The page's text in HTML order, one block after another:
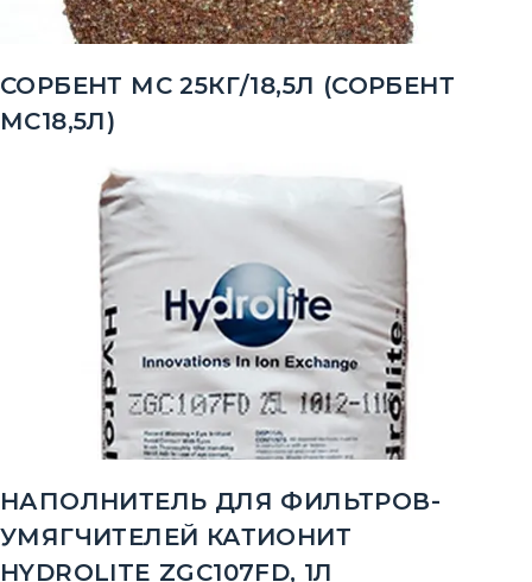
СОРБЕНТ МС 25КГ/18,5Л (СОРБЕНТ
МС18,5Л)
НАПОЛНИТЕЛЬ ДЛЯ ФИЛЬТРОВ-
УМЯГЧИТЕЛЕЙ КАТИОНИТ
HYDROLITE ZGC107FD, 1Л